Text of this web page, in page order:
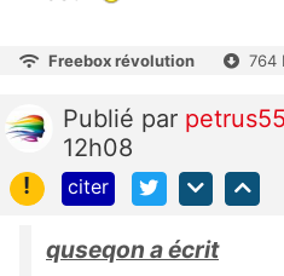
Freebox révolution 764
Publié par petrus55
12h08
!
citer
quseqon a écrit